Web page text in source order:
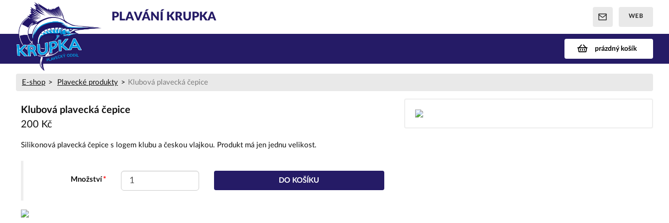
PLAVÁNÍ KRUPKA WEB
prázdný košík
E-shop Plavecké produkty Klubová plavecká čepice
Klubová plavecká čepice
200 Kč
Silikonová plavecká čepice s logem klubu a českou vlajkou. Produkt má jen jednu velikost.
Množství DO KOŠÍKU